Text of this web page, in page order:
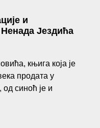
и
Јездића
књига која је
продата у
синоћ је и